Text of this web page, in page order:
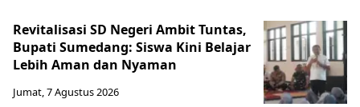
Revitalisasi SD Negeri Ambit Tuntas,
Bupati Sumedang: Siswa Kini Belajar
Lebih Aman dan Nyaman
Jumat, 7 Agustus 2026